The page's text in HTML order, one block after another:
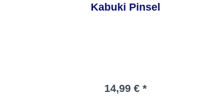
Kabuki Pinsel
Regulärer Preis:
14,99 € *